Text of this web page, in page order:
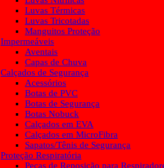
Luvas Térmicas
Luvas Tricotadas
Manguitos Proteção
Impermeáveis
Aventais
Capas de Chuva
Calçados de Segurança
Acessórios
Botas de PVC
Botas de Segurança
Botas Nobuck
Calçados em EVA
Calçados em MicroFibra
Sapatos/Tênis de Segurança
Proteção Respiratória
Peças de Reposição para